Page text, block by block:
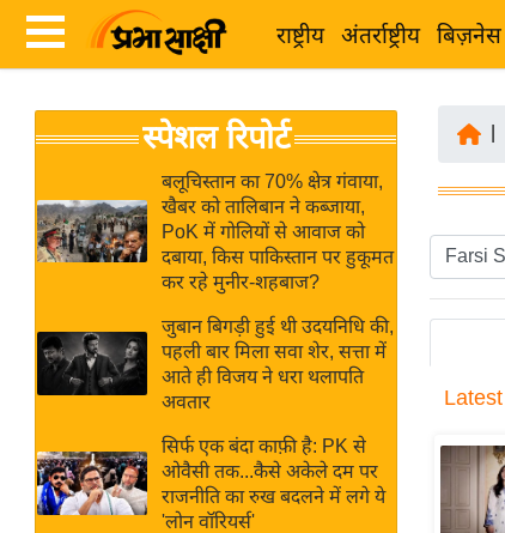
राष्ट्रीय अंतर्राष्ट्रीय बिज़नेस
News
Hindi
Hindi
Live
News in
Hindi
ब
र
अंतर्राष्ट्रीय
बिज़नेस
उद्योग
विशेषज्ञ
राय
स्पेशल रिपोर्ट
बलूचिस्तान का 70% क्षेत्र गंवाया,
खैबर को तालिबान ने कब्जाया,
PoK में गोलियों से आवाज को
दबाया, किस पाकिस्तान पर हुकूमत
कर रहे मुनीर-शहबाज?
जुबान बिगड़ी हुई थी उदयनिधि की,
पहली बार मिला सवा शेर, सत्ता में
आते ही विजय ने धरा थलापति
अवतार
सिर्फ एक बंदा काफ़ी है: PK से
ओवैसी तक...कैसे अकेले दम पर
राजनीति का रुख बदलने में लगे ये
'लोन वॉरियर्स'
Latest